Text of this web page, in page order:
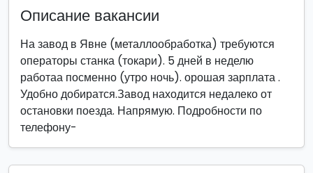
Описание вакансии
На завод в Явне (металлообработка) требуются
операторы станка (токари). 5 дней в неделю
работаа посменно (утро ночь). орошая зарплата .
Удобно добиратся.Завод находится недалеко от
остановки поезда. Напрямую. Подробности по
телефону-